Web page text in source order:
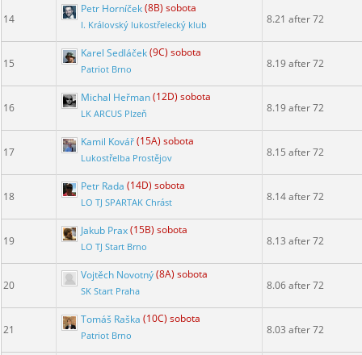
14
Petr Horníček(8B) sobota
I. Královský lukostřelecký klub 8.21 after 72
15
Karel Sedláček(9C) sobota
Patriot Brno 8.19 after 72
16
Michal Heřman(12D) sobota
LK ARCUS Plzeň 8.19 after 72
17
Kamil Kovář(15A) sobota
Lukostřelba Prostějov 8.15 after 72
18
Petr Rada (14D) sobota
LO TJ SPARTAK Chrást 8.14 after 72
19
Jakub Prax(15B) sobota
LO TJ Start Brno 8.13 after 72
20
Vojtěch Novotný(8A) sobota
SK Start Praha 8.06 after 72
21
Tomáš Raška (10C) sobota
Patriot Brno 8.03 after 72